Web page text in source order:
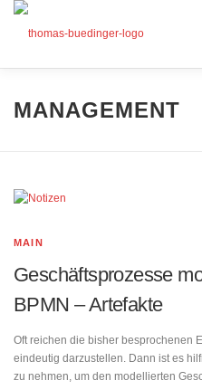
Zum
Mein Angebot
Beiträge
Presse
MANAGEMENT
MAIN
Geschäftsprozesse
BPMN – Artefakte
Oft reichen die bisher besprochenen
eindeutig darzustellen. Dann ist es
zu nehmen, um den modellierten